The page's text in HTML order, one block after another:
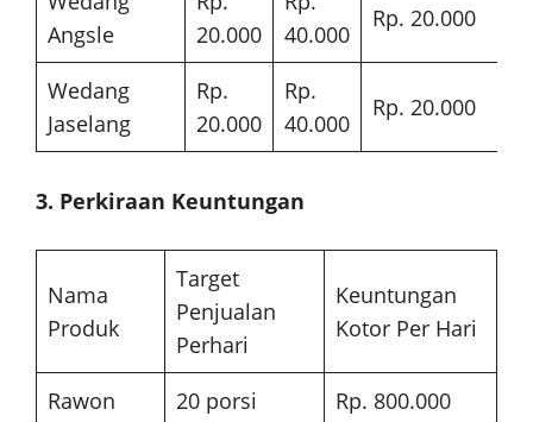
Angsle
20.000
40.000
Rp. 20.000
Wedang
Jaselang
Rp.
20.000
Rp.
40.000
Rp. 20.000
3. Perkiraan Keuntungan
Nama
Produk
Target
Penjualan
Perhari
Keuntungan
Kotor Per Hari
Rawon 20 porsi
Rp. 800.000